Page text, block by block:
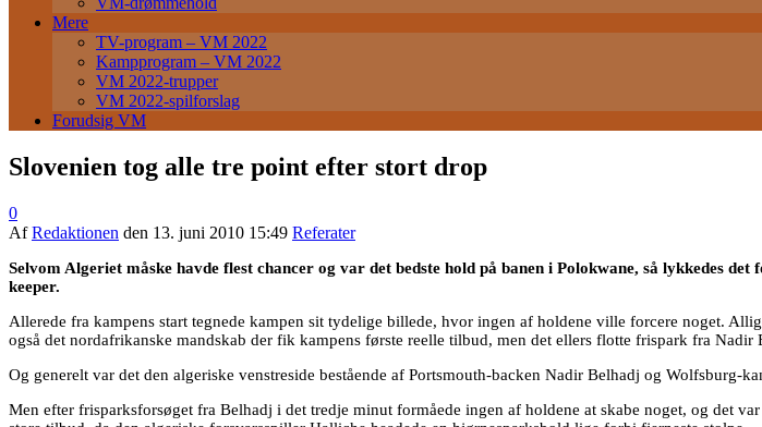
Mere
TV-program – VM 2022
Kampprogram – VM 2022
VM 2022-trupper
VM 2022-spilforslag
Forudsig VM
Slovenien tog alle tre point efter stort drop
0
AfRedaktionen den 13. juni 2010 15:49 Referater
Selvom Algeriet måske havde flest chancer og var det bedste hold på banen i Polokwane, så lykkedes
keeper.
Allerede fra kampens start tegnede kampen sit tydelige billede, hvor ingen af holdene ville forcere noget.
også det nordafrikanske mandskab der fik kampens første reelle tilbud, men det ellers flotte frispark fra
Og generelt var det den algeriske venstreside bestående af Portsmouth-backen Nadir Belhadj og
Men efter frisparksforsøget fra Belhadj i det tredje minut formåede ingen af holdene at skabe noget, og det